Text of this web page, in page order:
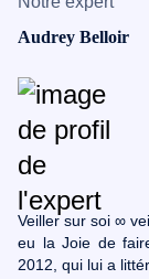
Audrey Belloir
Veiller sur soi ∞
eu la Joie de
2012, qui lui a